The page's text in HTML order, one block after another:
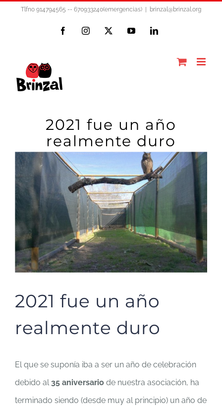
Tlfno 914794565 -- 670933240(emergencias) brinzal@brinzal.org
FacebookInstagram YouTubeLinkedIn
2021 fue un año
realmente duro
Ver
imagen
más
grande
2021 fue un año
realmente duro
El que se suponía iba a ser un año de celebración
debido al35 aniversario de nuestra asociación, ha
terminado siendo (desde muy al principio) un año de